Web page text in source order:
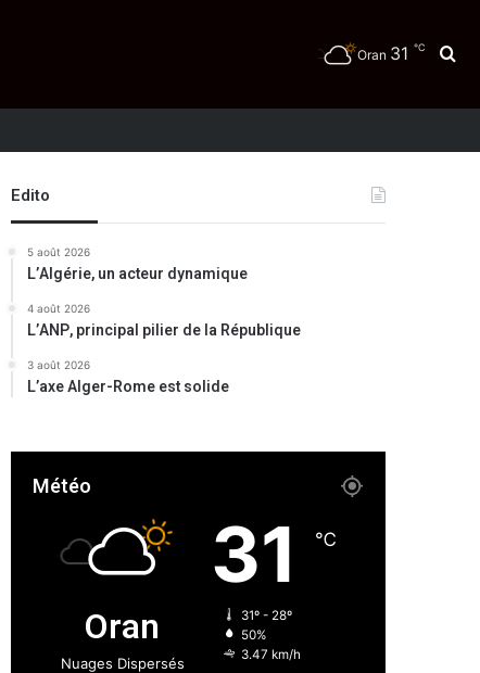
Oran 31 ℃
Edito
5 août 2026
L’Algérie, un acteur dynamique
4 août 2026
L’ANP, principal pilier de la République
3 août 2026
L’axe Alger-Rome est solide
Météo
Oran
Nuages Dispersés
31 ℃
31º - 28º
50%
3.47 km/h